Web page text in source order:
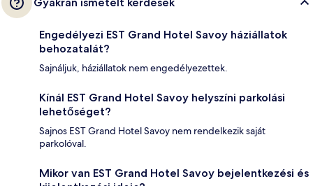
Engedélyezi EST Grand Hotel Savoy háziállatok
behozatalát?
Sajnáljuk, háziállatok nem engedélyezettek.
Kínál EST Grand Hotel Savoy helyszíni parkolási
lehetőséget?
Sajnos EST Grand Hotel Savoy nem rendelkezik saját
parkolóval.
Mikor van EST Grand Hotel Savoy bejelentkezési és